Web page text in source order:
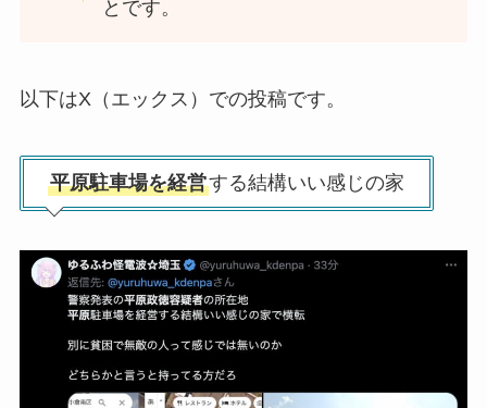
とです。
以下はX（エックス）での投稿です。
平原駐車場を経営する結構いい感じの家